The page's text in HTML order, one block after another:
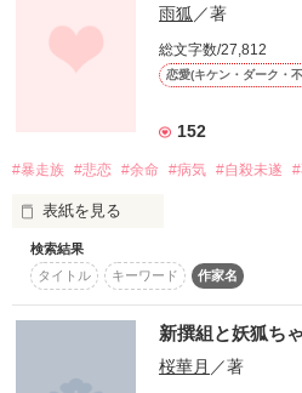
超名門妖狐一族の次期当主であり生
九条神琴（くじょう　みこと）
「――どう？　いい交換条件でしょ
「了解。契約成立、だね」
互いの秘密を知った日から始まっ
蓮井　蒼子
Hasui Aoko
彼女が出会ったのは
それはそれは美しい銀の髪、銀の
雨狐 ／著
総文字数/27,812
恋愛(キケン・ダーク・
152
#暴走族 #悲恋 #余命 #病気 #自殺未遂
表紙を見る
氷のように冷たい瞳の少女。
光を一切うけいれないその瞳は
闇に満ちていた。
検索結果
タイトル
キーワード 作家名
新撰組と妖狐ち
桜華月 ／著